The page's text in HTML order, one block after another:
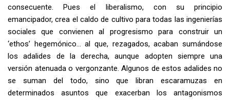
consecuente. Pues el liberalismo, con su principio
emancipador, crea el caldo de cultivo para todas las ingenierías
sociales que convienen al progresismo para construir un
‘ethos’ hegemónico… al que, rezagados, acaban sumándose
los adalides de la derecha, aunque adopten siempre una
versión atenuada o vergonzante. Algunos de estos adalides no
se suman del todo, sino que libran escaramuzas en
determinados asuntos que exacerban los antagonismos